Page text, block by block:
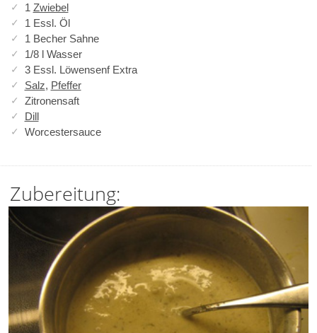
1 Zwiebel
1 Essl. Öl
1 Becher Sahne
1/8 l Wasser
3 Essl. Löwensenf Extra
Salz, Pfeffer
Zitronensaft
Dill
Worcestersauce
Zubereitung: